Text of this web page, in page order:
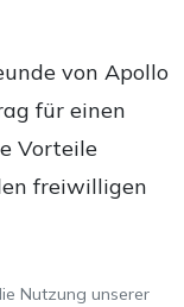
von Apollo
für einen
Vorteile
freiwilligen
Nutzung unserer